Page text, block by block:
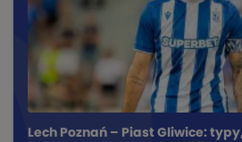
Lech Poznań – Piast Gliwice: